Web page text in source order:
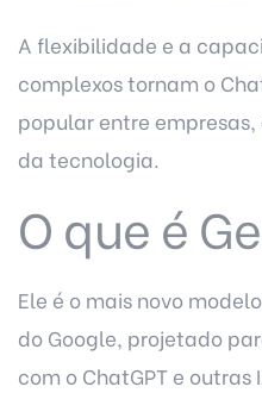
A flexibilidade e a
complexos tornam o
popular entre
da tecnologia.
O que é
Ele é o mais novo
do Google, projetado
com o ChatGPT e